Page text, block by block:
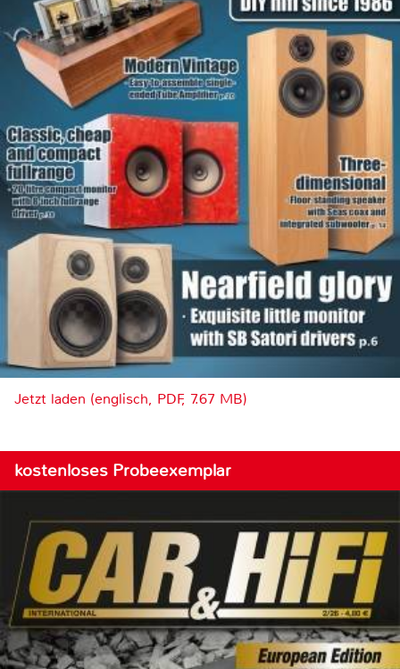
Jetzt laden (englisch, PDF, 7.67 MB)
kostenloses Probeexemplar